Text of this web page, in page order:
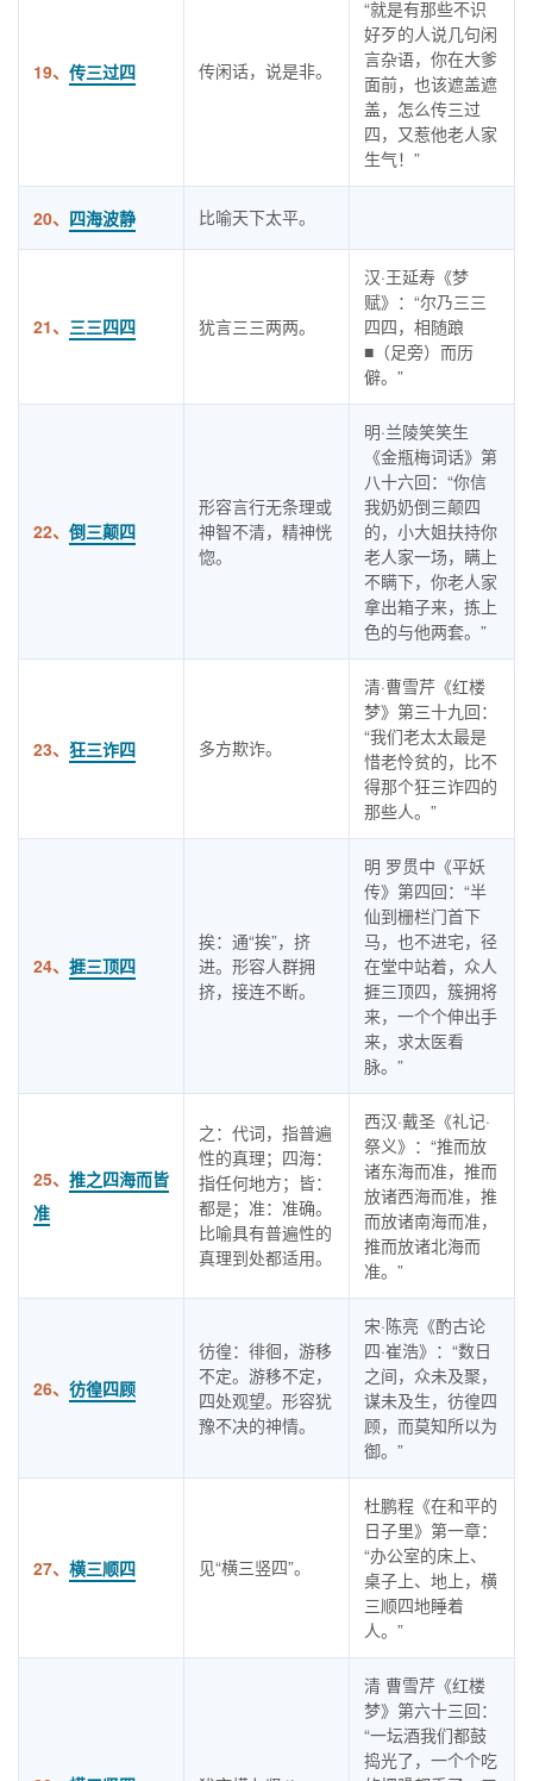
19、 传三过四 传闲话，说是非。
“就是有那些不识
好歹的人说几句闲
言杂语，你在大爹
面前，也该遮盖遮
盖，怎么传三过
四，又惹他老人家
生气！”
20、 四海波静 比喻天下太平。
21、 三三四四 犹言三三两两。
汉·王延寿《梦
赋》：“尔乃三三
四四，相随踉
■（足旁）而历
僻。”
22、 倒三颠四
形容言行无条理或
神智不清，精神恍
惚。
明·兰陵笑笑生
《金瓶梅词话》第
八十六回：“你信
我奶奶倒三颠四
的，小大姐扶持你
老人家一场，瞒上
不瞒下，你老人家
拿出箱子来，拣上
色的与他两套。”
23、 狂三诈四 多方欺诈。
清·曹雪芹《红楼
梦》第三十九回：
“我们老太太最是
惜老怜贫的，比不
得那个狂三诈四的
那些人。”
24、 捱三顶四
挨：通“挨”，挤
进。形容人群拥
挤，接连不断。
明 罗贯中《平妖
传》第四回：“半
仙到栅栏门首下
马，也不进宅，径
在堂中站着，众人
捱三顶四，簇拥将
来，一个个伸出手
来，求太医看
脉。”
25、 推之四海而皆
准
之：代词，指普遍
性的真理；四海：
指任何地方；皆：
都是；准：准确。
比喻具有普遍性的
真理到处都适用。
西汉·戴圣《礼记·
祭义》：“推而放
诸东海而准，推而
放诸西海而准，推
而放诸南海而准，
推而放诸北海而
准。”
26、 彷徨四顾
彷徨：徘徊，游移
不定。游移不定，
四处观望。形容犹
豫不决的神情。
宋·陈亮《酌古论
四·崔浩》：“数日
之间，众未及聚，
谋未及生，彷徨四
顾，而莫知所以为
御。”
27、 横三顺四 见“横三竖四”。
杜鹏程《在和平的
日子里》第一章：
“办公室的床上、
桌子上、地上，横
三顺四地睡着
人。”
清 曹雪芹《红楼
梦》第六十三回：
“一坛酒我们都鼓
捣光了，一个个吃